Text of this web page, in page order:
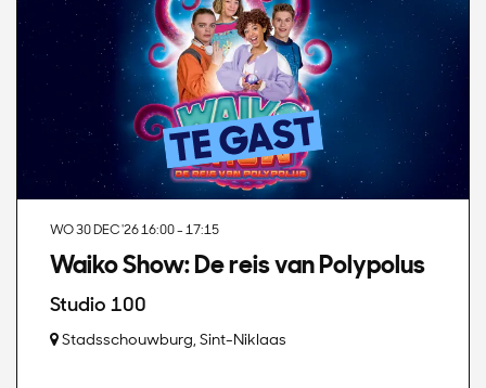
Waiko Show: De reis van Polypolus
Studio 100
WO 30 DEC '2616:00 - 17:15
Stadsschouwburg, Sint-Niklaas